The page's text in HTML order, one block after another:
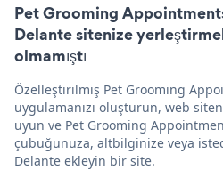
Pet Grooming
Delante sitenize
olmamıştı
Özelleştirilmiş Pet Grooming
uygulamanızı oluşturun, web
uyun ve Pet Grooming
çubuğunuza, altbilginize veya
Delante ekleyin bir site.